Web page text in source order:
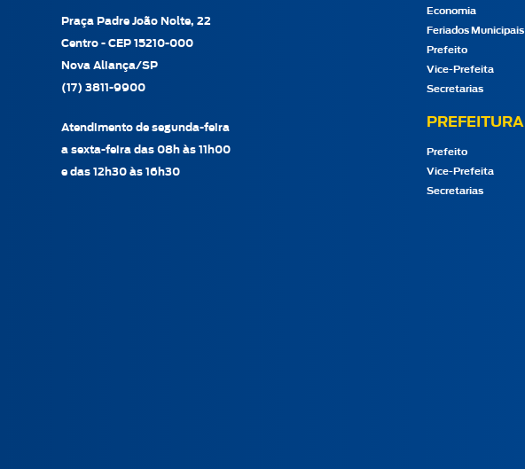
Praça Padre João Nolte, 22
Centro - CEP 15210-000
Nova Aliança/SP
(17) 3811-9900
Atendimento de segunda-feira
a sexta-feira das 08h às 11h00
e das 12h30 às 16h30
Economia
Feriados Municipais
Prefeito
Vice-Prefeita
Secretarias
PREFEITURA
Prefeito
Vice-Prefeita
Secretarias